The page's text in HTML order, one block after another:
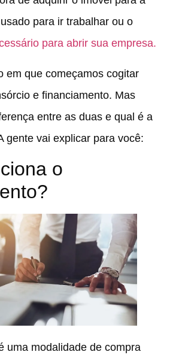
para ir trabalhar ou o
para abrir sua empresa.
em que começamos cogitar
e financiamento. Mas
entre as duas e qual é a
gente vai explicar para você:
o
uma modalidade de compra